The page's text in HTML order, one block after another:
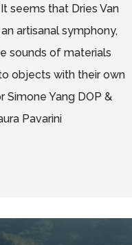
seems that Dries Van
artisanal symphony,
sounds of materials
objects with their own
Yang DOP &
Pavarini